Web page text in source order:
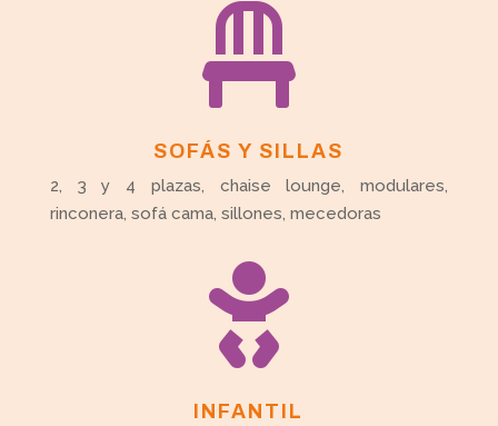

SOFÁS Y SILLAS
2, 3 y 4 plazas, chaise lounge, modulares,
rinconera, sofá cama, sillones, mecedoras

INFANTIL